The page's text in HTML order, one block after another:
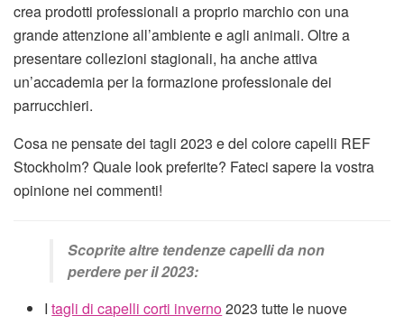
crea prodotti professionali a proprio marchio con una
grande attenzione all’ambiente e agli animali. Oltre a
presentare collezioni stagionali, ha anche attiva
un’accademia per la formazione professionale dei
parrucchieri.
Cosa ne pensate dei tagli 2023 e del colore capelli REF
Stockholm? Quale look preferite? Fateci sapere la vostra
opinione nei commenti!
Scoprite altre tendenze capelli da non
perdere per il 2023:
Itagli di capelli corti inverno2023 tutte le nuove